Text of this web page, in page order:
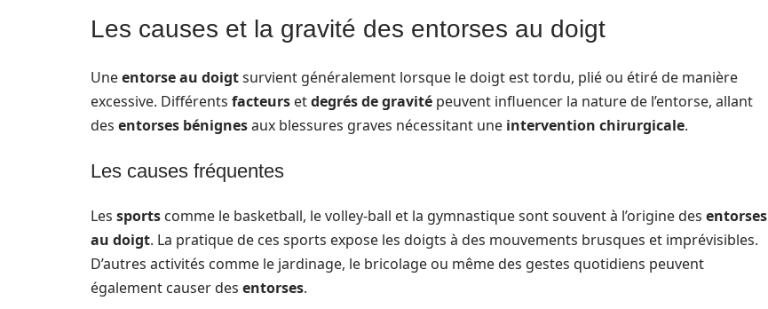
Les causes et la gravité des entorses au doigt
Uneentorse au doigtsurvient généralement lorsque le doigt est tordu, plié ou étiré de manière
excessive. Différents facteurs etdegrés de gravité peuvent influencer la nature de l’entorse, allant
des entorses bénignesaux blessures graves nécessitant une intervention chirurgicale.
Les causes fréquentes
Les sports comme le basketball, le volley-ball et la gymnastique sont souvent à l’origine des entorses
au doigt. La pratique de ces sports expose les doigts à des mouvements brusques et imprévisibles.
D’autres activités comme le jardinage, le bricolage ou même des gestes quotidiens peuvent
également causer des entorses.